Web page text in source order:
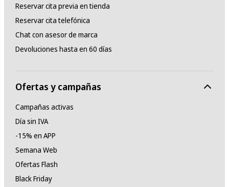
Reservar cita previa en tienda
Reservar cita telefónica
Chat con asesor de marca
Devoluciones hasta en 60 días
Ofertas y campañas
Campañas activas
Día sin IVA
-15% en APP
Semana Web
Ofertas Flash
Black Friday